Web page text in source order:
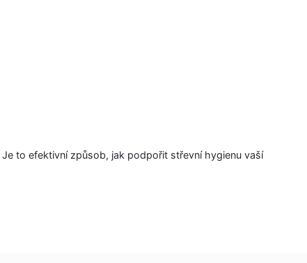
Je to efektivní způsob, jak podpořit střevní hygienu vaší